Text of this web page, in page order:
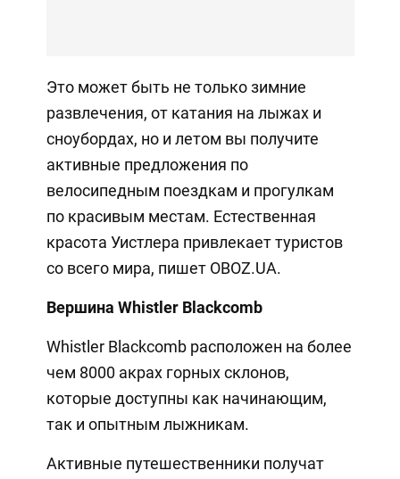
Это может быть не только зимние
развлечения, от катания на лыжах и
сноубордах, но и летом вы получите
активные предложения по
велосипедным поездкам и прогулкам
по красивым местам. Естественная
красота Уистлера привлекает туристов
со всего мира, пишет OBOZ.UA.
Вершина Whistler Blackcomb
Whistler Blackcomb расположен на более
чем 8000 акрах горных склонов,
которые доступны как начинающим,
так и опытным лыжникам.
Активные путешественники получат